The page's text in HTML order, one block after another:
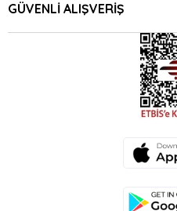
GÜVENLİ ALIŞVERİŞ